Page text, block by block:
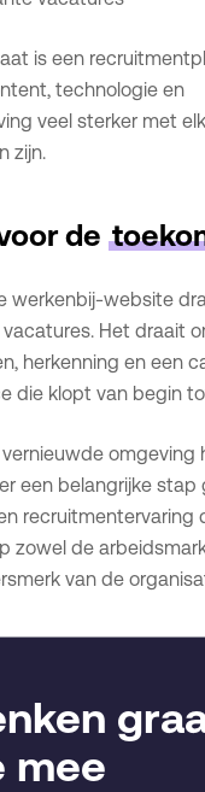
is een
technologie en
veel sterker met
zijn.
de
werkenbij-website
Het draait
herkenning en een
die klopt van begin
omgeving
een belangrijke stap
recruitmentervaring
zowel de
van de
mee